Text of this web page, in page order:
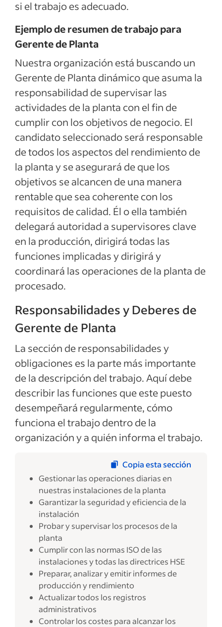
si el trabajo es adecuado.
Ejemplo de resumen de trabajo para
Gerente de Planta
Nuestra organización está buscando un
Gerente de Planta dinámico que asuma la
responsabilidad de supervisar las
actividades de la planta con el fin de
cumplir con los objetivos de negocio. El
candidato seleccionado será responsable
de todos los aspectos del rendimiento de
la planta y se asegurará de que los
objetivos se alcancen de una manera
rentable que sea coherente con los
requisitos de calidad. Él o ella también
delegará autoridad a supervisores clave
en la producción, dirigirá todas las
funciones implicadas y dirigirá y
coordinará las operaciones de la planta de
procesado.
Responsabilidades y Deberes de
Gerente de Planta
La sección de responsabilidades y
obligaciones es la parte más importante
de la descripción del trabajo. Aquí debe
describir las funciones que este puesto
desempeñará regularmente, cómo
funciona el trabajo dentro de la
organización y a quién informa el trabajo.
Copia esta sección
Gestionar las operaciones diarias en
nuestras instalaciones de la planta
Garantizar la seguridad y eficiencia de la
instalación
Probar y supervisar los procesos de la
planta
Cumplir con las normas ISO de las
instalaciones y todas las directrices HSE
Preparar, analizar y emitir informes de
producción y rendimiento
Actualizar todos los registros
administrativos
Controlar los costes para alcanzar los